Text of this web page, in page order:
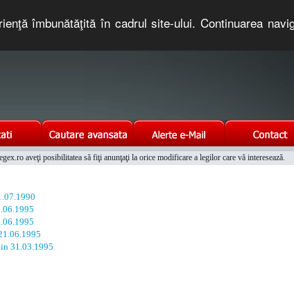
îmbunătăţită în cadrul site-ului. Continuarea
aveţi posibilitatea să fiţi anunţaţi la orice modificare a legilor care vă interesează.
31.03.1995